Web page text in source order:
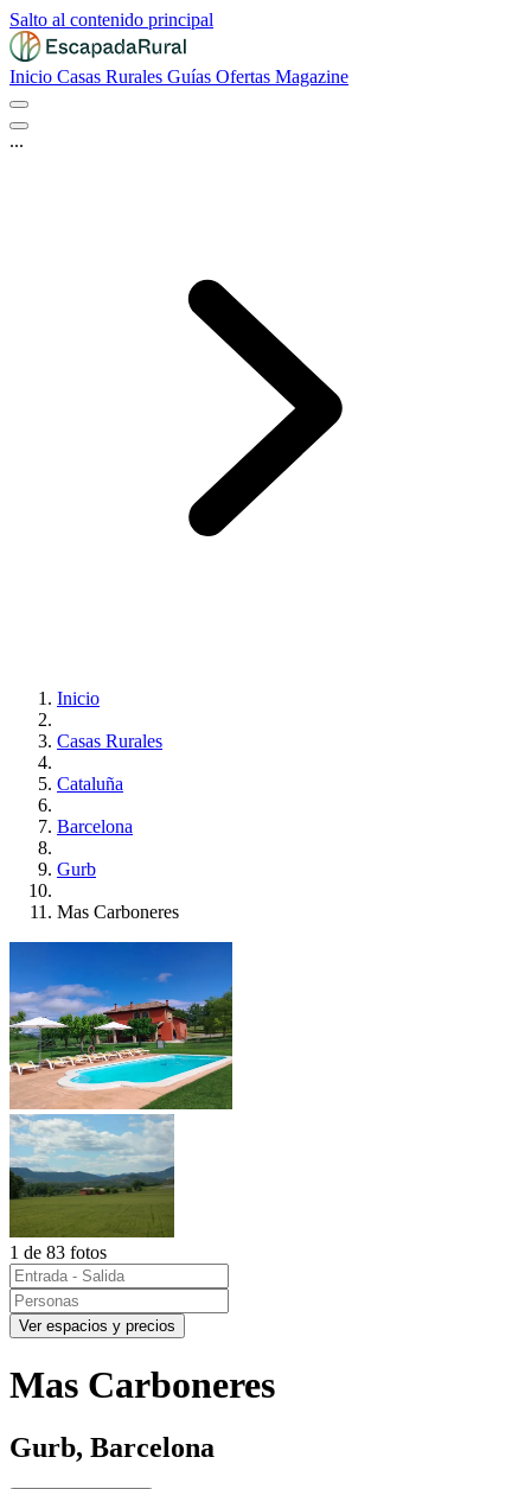
Salto al contenido principal
Inicio Casas Rurales Guías Ofertas Magazine
...
Inicio
Casas Rurales
Cataluña
Barcelona
Gurb
Mas Carboneres
1 de 83 fotos
Ver espacios y precios
Mas Carboneres
Gurb, Barcelona